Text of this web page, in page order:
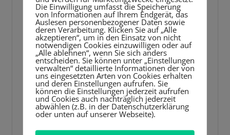
Video-
Player
Die Einwilligung umfasst die Speicherung
von Informationen auf Ihrem Endgerät, das
Auslesen personenbezogener Daten sowie
deren Verarbeitung. Klicken Sie auf „Alle
akzeptieren“, um in den Einsatz von nicht
notwendigen Cookies einzuwilligen oder auf
„Alle ablehnen“, wenn Sie sich anders
entscheiden. Sie können unter „Einstellungen
verwalten“ detaillierte Informationen der von
uns eingesetzten Arten von Cookies erhalten
und deren Einstellungen aufrufen. Sie
können die Einstellungen jederzeit aufrufen
und Cookies auch nachträglich jederzeit
abwählen (z.B. in der Datenschutzerklärung
oder unten auf unserer Webseite).